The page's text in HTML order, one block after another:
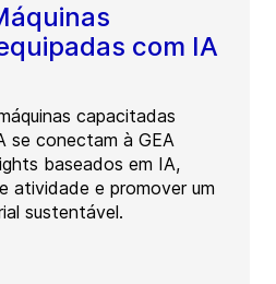
com IA
capacitadas
se conectam à GEA
baseados em IA,
atividade e promover um
sustentável.